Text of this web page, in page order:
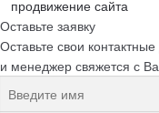
продвижение сайта
Оставьте заявку
Оставьте свои
и менеджер свяжется с